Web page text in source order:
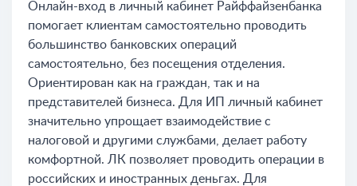
Онлайн-вход в личный кабинет Райффайзенбанка
помогает клиентам самостоятельно проводить
большинство банковских операций
самостоятельно, без посещения отделения.
Ориентирован как на граждан, так и на
представителей бизнеса. Для ИП личный кабинет
значительно упрощает взаимодействие с
налоговой и другими службами, делает работу
комфортной. ЛК позволяет проводить операции в
российских и иностранных деньгах. Для